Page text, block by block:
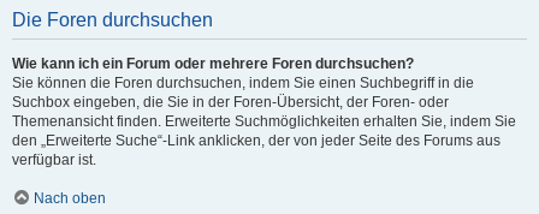
Die Foren durchsuchen
Wie kann ich ein Forum oder mehrere Foren durchsuchen?
Sie können die Foren durchsuchen, indem Sie einen Suchbegriff in die
Suchbox eingeben, die Sie in der Foren-Übersicht, der Foren- oder
Themenansicht finden. Erweiterte Suchmöglichkeiten erhalten Sie, indem Sie
den „Erweiterte Suche“-Link anklicken, der von jeder Seite des Forums aus
verfügbar ist.
Nach oben